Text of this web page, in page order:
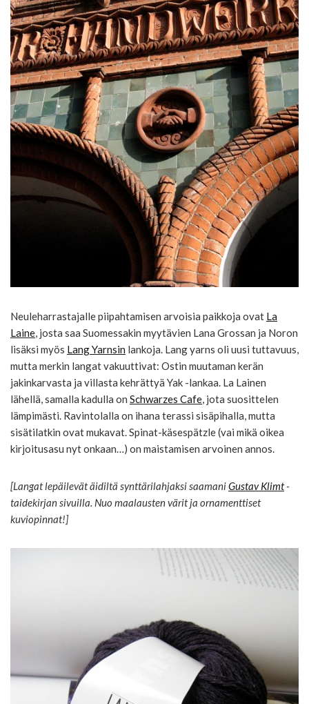
Neuleharrastajalle piipahtamisen arvoisia paikkoja ovat La
Laine, josta saa Suomessakin myytävien Lana Grossan ja Noron
lisäksi myös Lang Yarnsin lankoja. Lang yarns oli uusi tuttavuus,
mutta merkin langat vakuuttivat: Ostin muutaman kerän
jakinkarvasta ja villasta kehrättyä Yak -lankaa. La Lainen
lähellä, samalla kadulla on Schwarzes Cafe, jota suosittelen
lämpimästi. Ravintolalla on ihana terassi sisäpihalla, mutta
sisätilatkin ovat mukavat. Spinat-käsespätzle (vai mikä oikea
kirjoitusasu nyt onkaan…) on maistamisen arvoinen annos.
[Langat lepäilevät äidiltä synttärilahjaksi saamaniGustav Klimt-
taidekirjan sivuilla. Nuo maalausten värit ja ornamenttiset
kuviopinnat!]